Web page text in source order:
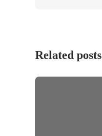
Related posts